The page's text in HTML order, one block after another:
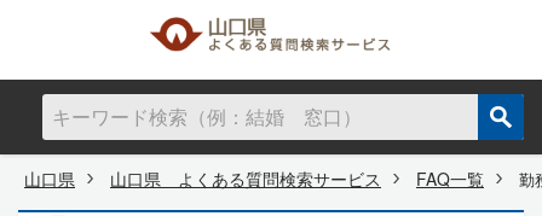
山口県 山口県 よくある質問検索サービス FAQ一覧 勤